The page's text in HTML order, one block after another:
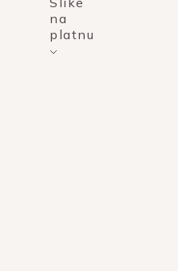
na
platnu